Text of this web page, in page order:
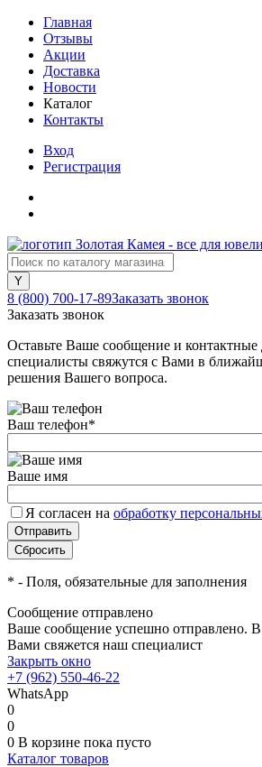
Главная
Отзывы
Акции
Доставка
Новости
Каталог
Контакты
Вход
Регистрация
8 (800) 700-17-89Заказать звонок
Заказать звонок
Оставьте Ваше сообщение и
специалисты свяжутся с Вами в
решения Вашего вопроса.
Ваш телефон*
Ваше имя
Я согласен на обработку
* - Поля, обязательные для заполнения
Сообщение отправлено
Ваше сообщение успешно отправлено.
Вами свяжется наш специалист
Закрыть окно
+7 (962) 550-46-22
WhatsApp
0
0
0 В корзине пока пусто
Каталог товаров